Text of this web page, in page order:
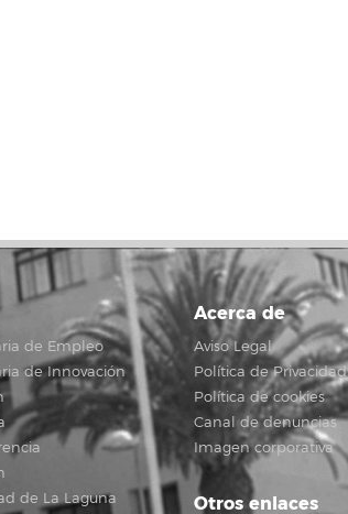
de Empleo
de Innovación
de La Laguna
Acerca de
Aviso Legal
Política de Privacidad
Política de cookies
Canal de denuncias
Imagen corporativa
Otros enlaces